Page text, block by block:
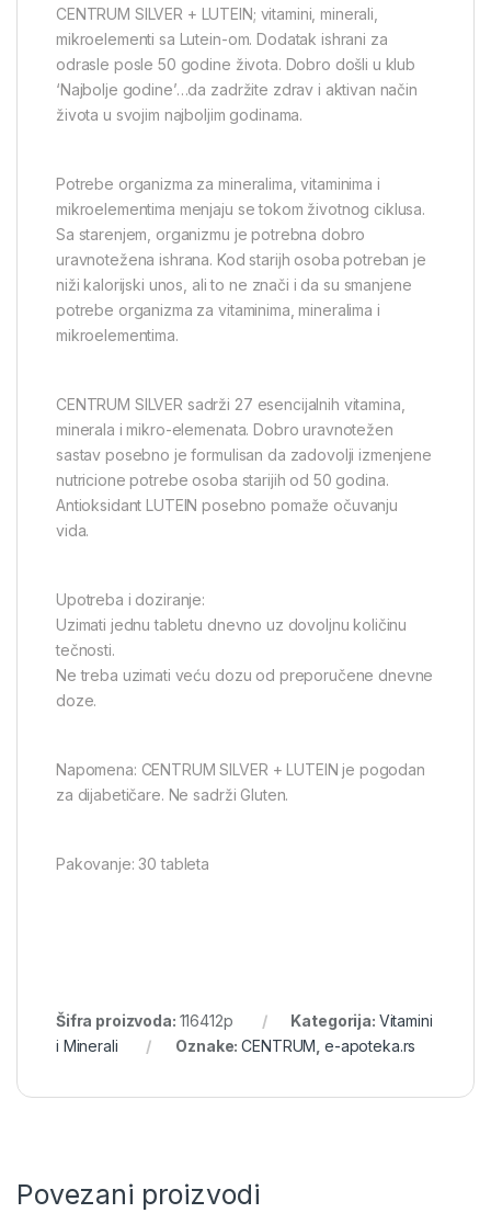
CENTRUM SILVER + LUTEIN; vitamini, minerali,
mikroelementi sa Lutein-om. Dodatak ishrani za
odrasle posle 50 godine života. Dobro došli u klub
‘Najbolje godine’…da zadržite zdrav i aktivan način
života u svojim najboljim godinama.
Potrebe organizma za mineralima, vitaminima i
mikroelementima menjaju se tokom životnog ciklusa.
Sa starenjem, organizmu je potrebna dobro
uravnotežena ishrana. Kod starijh osoba potreban je
niži kalorijski unos, ali to ne znači i da su smanjene
potrebe organizma za vitaminima, mineralima i
mikroelementima.
CENTRUM SILVER sadrži 27 esencijalnih vitamina,
minerala i mikro-elemenata. Dobro uravnotežen
sastav posebno je formulisan da zadovolji izmenjene
nutricione potrebe osoba starijih od 50 godina.
Antioksidant LUTEIN posebno pomaže očuvanju
vida.
Upotreba i doziranje:
Uzimati jednu tabletu dnevno uz dovoljnu količinu
tečnosti.
Ne treba uzimati veću dozu od preporučene dnevne
doze.
Napomena: CENTRUM SILVER + LUTEIN je pogodan
za dijabetičare. Ne sadrži Gluten.
Pakovanje: 30 tableta
Šifra proizvoda: 116412p Kategorija: Vitamini
i Minerali
Oznake:CENTRUM e-apoteka.rs
Povezani proizvodi